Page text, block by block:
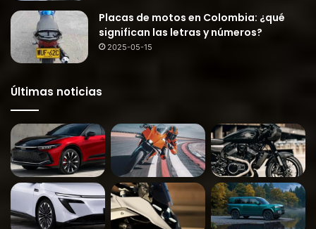
Placas de motos en Colombia: ¿qué
significan las letras y números?
2025-05-15
Últimas noticias